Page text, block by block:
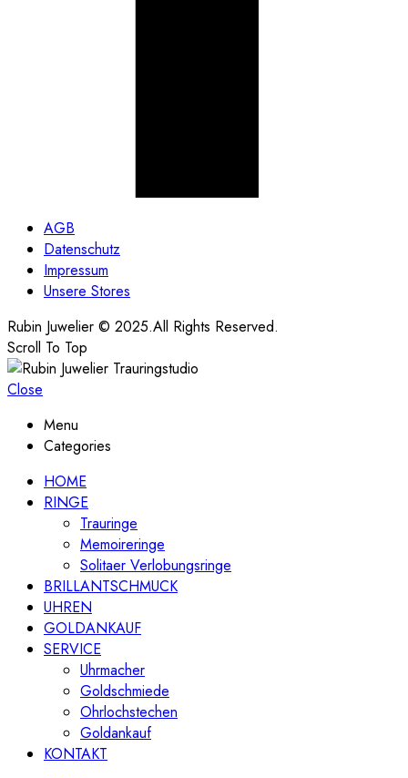
AGB
Datenschutz
Impressum
Unsere Stores
Rubin Juwelier © 2025.All Rights Reserved.
Scroll To Top
Close
Menu
Categories
HOME
RINGE
Trauringe
Memoireringe
Solitaer Verlobungsringe
BRILLANTSCHMUCK
UHREN
GOLDANKAUF
SERVICE
Uhrmacher
Goldschmiede
Ohrlochstechen
Goldankauf
KONTAKT